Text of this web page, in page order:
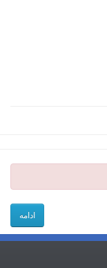
ادامه